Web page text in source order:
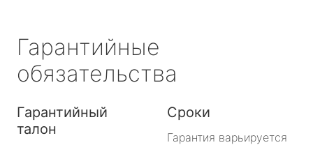
Гарантийные
обязательства
Гарантийный
талон
Сроки
Гарантия варьируется